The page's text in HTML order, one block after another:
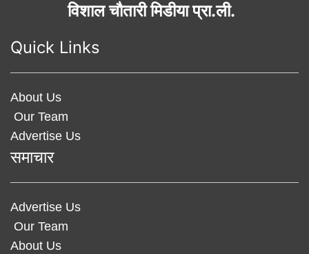
विशाल चौतारी मिडीया प्रा.ली.
Quick Links
About Us
Our Team
Advertise Us
समाचार
Advertise Us
Our Team
About Us